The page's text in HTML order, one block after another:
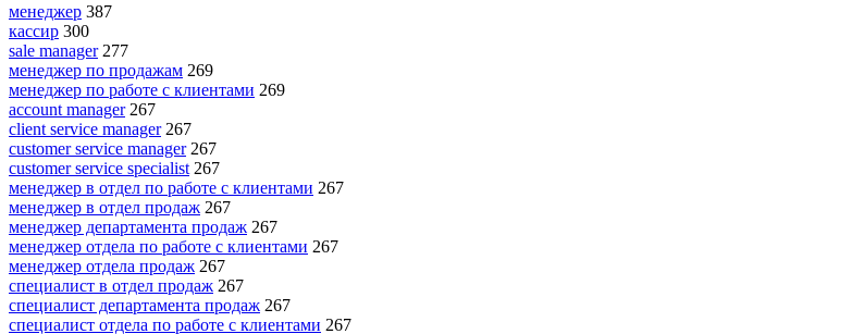
менеджер 387
кассир 300
sale manager 277
менеджер по продажам 269
менеджер по работе с клиентами 269
account manager 267
client service manager 267
customer service manager 267
customer service specialist 267
менеджер в отдел по работе с клиентами 267
менеджер в отдел продаж 267
менеджер департамента продаж 267
менеджер отдела по работе с клиентами 267
менеджер отдела продаж 267
специалист в отдел продаж 267
специалист департамента продаж 267
специалист отдела по работе с клиентами 267